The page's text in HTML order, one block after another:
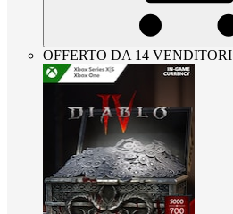
OFFERTO DA 14 VENDITORI